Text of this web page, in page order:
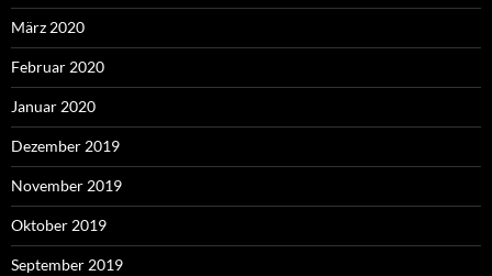
März 2020
Februar 2020
Januar 2020
Dezember 2019
November 2019
Oktober 2019
September 2019